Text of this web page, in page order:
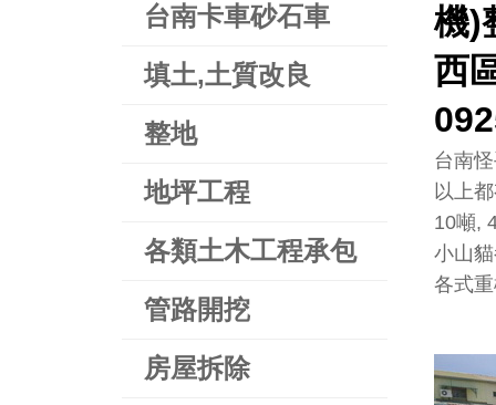
台南卡車砂石車
填土,土質改良
整地
地坪工程
各類土木工程承包
管路開挖
房屋拆除
機)
西
台南
以上
10噸,
小山
各式